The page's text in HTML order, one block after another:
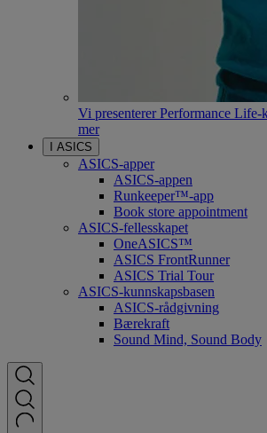
Vi presenterer Performance Life-
mer
I ASICS
ASICS-apper
ASICS-appen
Runkeeper™-app
Book store appointment
ASICS-fellesskapet
OneASICS™
ASICS FrontRunner
ASICS Trial Tour
ASICS-kunnskapsbasen
ASICS-rådgivning
Bærekraft
Sound Mind, Sound Body